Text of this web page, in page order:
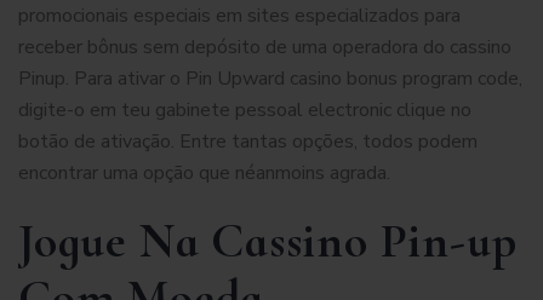
promocionais especiais em sites especializados para
receber bônus sem depósito de uma operadora do cassino
Pinup. Para ativar o Pin Upward casino bonus program code,
digite-o em teu gabinete pessoal electronic clique no
botão de ativação. Entre tantas opções, todos podem
encontrar uma opção que néanmoins agrada.
Jogue Na Cassino Pin-up